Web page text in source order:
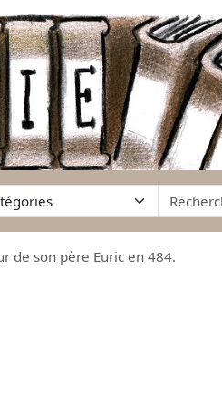
de son père Euric en 484.